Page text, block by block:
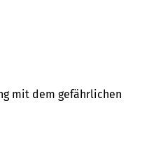
mit dem ge­fähr­lichen